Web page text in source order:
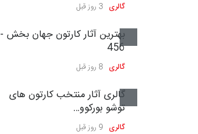
گالری 3 روز قبل
بهترین آثار کارتون جهان بخش -
456
گالری 8 روز قبل
گالری آثار منتخب کارتون های
توشو بورکوو…
گالری 9 روز قبل